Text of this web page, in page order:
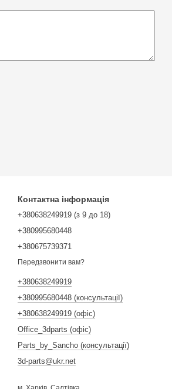
Контактна інформація
+380638249919 (з 9 до 18)
+380995680448
+380675739371
Передзвонити вам?
+380638249919
+380995680448 (консультації)
+380638249919 (офіс)
Office_3dparts (офіс)
Parts_by_Sancho (консультації)
3d-parts@ukr.net